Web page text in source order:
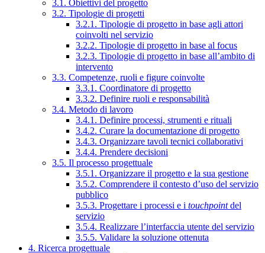
3.1. Obiettivi del progetto
3.2. Tipologie di progetti
3.2.1. Tipologie di progetto in base agli attori
coinvolti nel servizio
3.2.2. Tipologie di progetto in base al focus
3.2.3. Tipologie di progetto in base all’ambito di
intervento
3.3. Competenze, ruoli e figure coinvolte
3.3.1. Coordinatore di progetto
3.3.2. Definire ruoli e responsabilità
3.4. Metodo di lavoro
3.4.1. Definire processi, strumenti e rituali
3.4.2. Curare la documentazione di progetto
3.4.3. Organizzare tavoli tecnici collaborativi
3.4.4. Prendere decisioni
3.5. Il processo progettuale
3.5.1. Organizzare il progetto e la sua gestione
3.5.2. Comprendere il contesto d’uso del servizio
pubblico
3.5.3. Progettare i processi e i touchpointdel
servizio
3.5.4. Realizzare l’interfaccia utente del servizio
3.5.5. Validare la soluzione ottenuta
4. Ricerca progettuale